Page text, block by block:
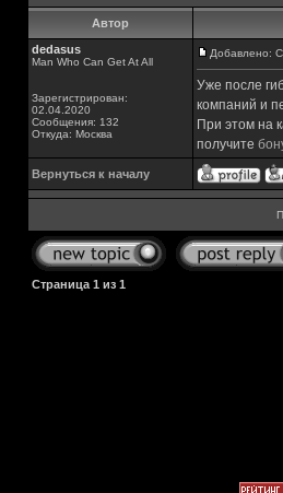
Автор
dedasus
Man Who Can Get At All
Зарегистрирован:
02.04.2020
Сообщения: 132
Откуда: Москва
Добавлено:
Уже после
компаний и
При этом на
получите
Вернуться к началу
Страница 1 из 1